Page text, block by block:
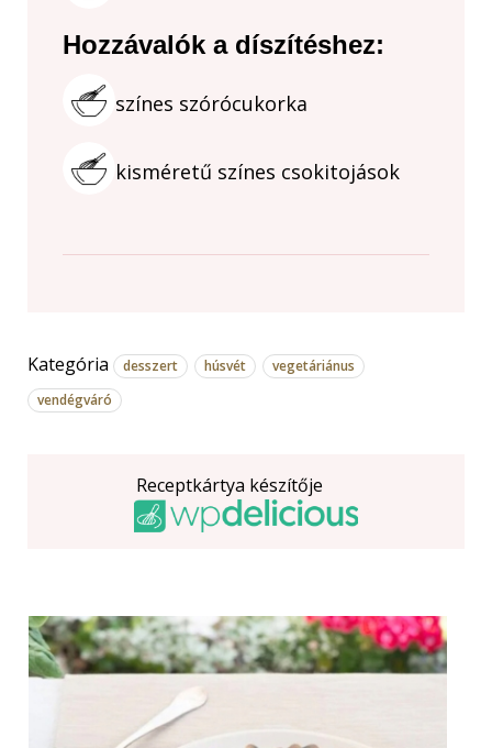
Hozzávalók a díszítéshez:
színes szórócukorka
kisméretű színes csokitojások
Kategória desszert húsvét
vegetáriánus
vendégváró
Receptkártya készítője